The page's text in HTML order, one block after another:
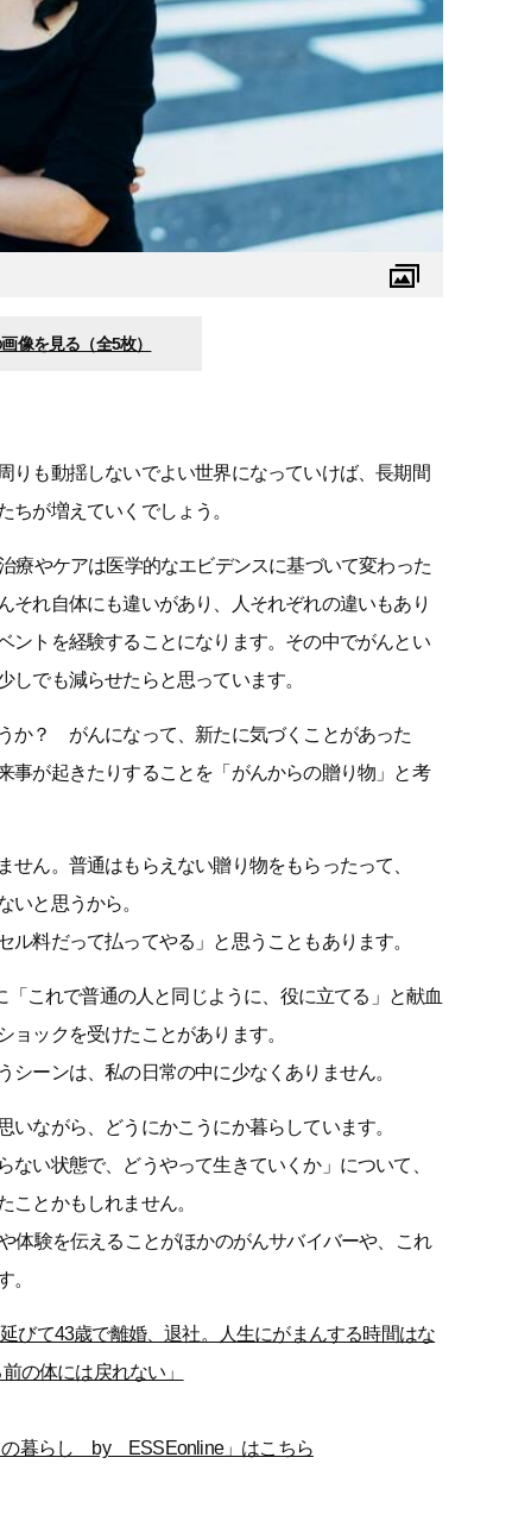
像を見る（全5枚）
りも動揺しないでよい世界になっていけば、長期間
ちが増えていくでしょう。
療やケアは医学的なエビデンスに基づいて変わった
それ自体にも違いがあり、人それぞれの違いもあり
ントを経験することになります。その中でがんとい
しでも減らせたらと思っています。
か？ がんになって、新たに気づくことがあった
事が起きたりすることを「がんからの贈り物」と考
ん。普通はもらえない贈り物をもらったって、
いと思うから。
ル料だって払ってやる」と思うこともあります。
これで普通の人と同じように、役に立てる」と献血
ックを受けたことがあります。
ーンは、私の日常の中に少なくありません。
ながら、どうにかこうにか暮らしています。
い状態で、どうやって生きていくか」について、
ことかもしれません。
体験を伝えることがほかのがんサバイバーや、これ
。
びて43歳で離婚、退社。人生にがまんする時間はな
の体には戻れない」
の暮らし by ESSEonline」はこちら